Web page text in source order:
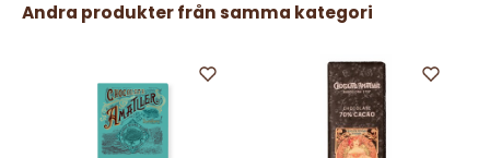
Andra produkter från samma kategori